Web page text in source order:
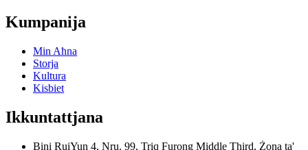
Kumpanija
Min Aħna
Storja
Kultura
Kisbiet
Ikkuntattjana
Bini RuiYun 4, Nru. 99, Triq Furong Middle Third, Żona ta'